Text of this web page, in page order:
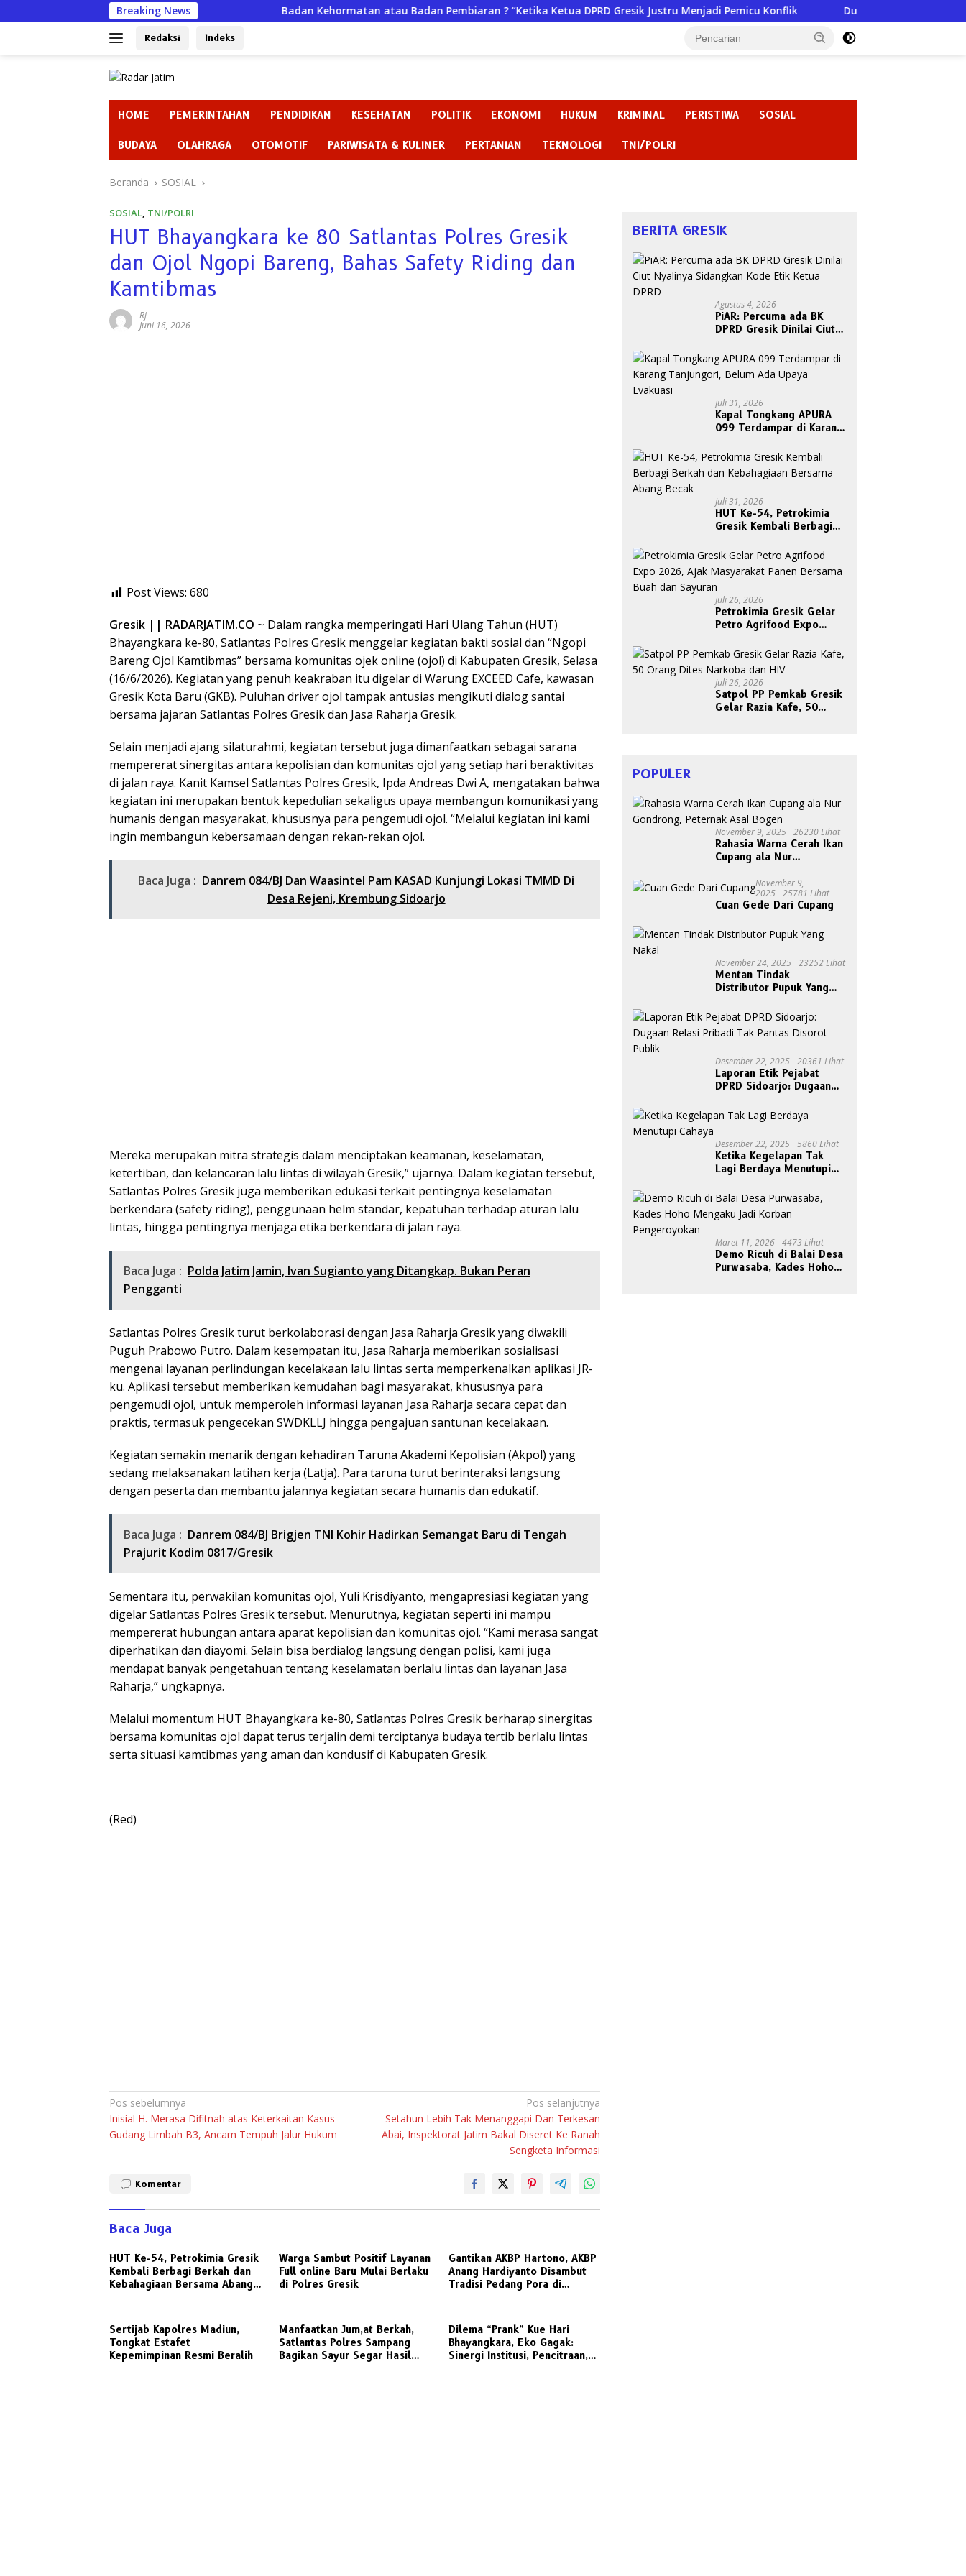
ke
Breaking News Badan Kehormatan atau Badan Pembiaran ? “Ketika Ketua DPRD Gresik Justru Menjadi Pemicu Konflik Dugaan Perundungan di SMPN 3
Redaksi Indeks
HOME PEMERINTAHAN PENDIDIKAN KESEHATAN POLITIK EKONOMI HUKUM KRIMINAL PERISTIWA SOSIAL
BUDAYA OLAHRAGA OTOMOTIF PARIWISATA & KULINER PERTANIAN TEKNOLOGI TNI/POLRI
Beranda SOSIAL
SOSIAL, TNI/POLRI
HUT Bhayangkara ke 80 Satlantas Polres Gresik
dan Ojol Ngopi Bareng, Bahas Safety Riding dan
Kamtibmas
Rj
Juni 16, 2026
Post Views: 680
Gresik || RADARJATIM.CO ~ Dalam rangka memperingati Hari Ulang Tahun (HUT)
Bhayangkara ke-80, Satlantas Polres Gresik menggelar kegiatan bakti sosial dan “Ngopi
Bareng Ojol Kamtibmas” bersama komunitas ojek online (ojol) di Kabupaten Gresik, Selasa
(16/6/2026). Kegiatan yang penuh keakraban itu digelar di Warung EXCEED Cafe, kawasan
Gresik Kota Baru (GKB). Puluhan driver ojol tampak antusias mengikuti dialog santai
bersama jajaran Satlantas Polres Gresik dan Jasa Raharja Gresik.
Selain menjadi ajang silaturahmi, kegiatan tersebut juga dimanfaatkan sebagai sarana
mempererat sinergitas antara kepolisian dan komunitas ojol yang setiap hari beraktivitas
di jalan raya. Kanit Kamsel Satlantas Polres Gresik, Ipda Andreas Dwi A, mengatakan bahwa
kegiatan ini merupakan bentuk kepedulian sekaligus upaya membangun komunikasi yang
humanis dengan masyarakat, khususnya para pengemudi ojol. “Melalui kegiatan ini kami
ingin membangun kebersamaan dengan rekan-rekan ojol.
Baca Juga : Danrem 084/BJ Dan Waasintel Pam KASAD Kunjungi Lokasi TMMD Di
Desa Rejeni, Krembung Sidoarjo
Mereka merupakan mitra strategis dalam menciptakan keamanan, keselamatan,
ketertiban, dan kelancaran lalu lintas di wilayah Gresik,” ujarnya. Dalam kegiatan tersebut,
Satlantas Polres Gresik juga memberikan edukasi terkait pentingnya keselamatan
berkendara (safety riding), penggunaan helm standar, kepatuhan terhadap aturan lalu
lintas, hingga pentingnya menjaga etika berkendara di jalan raya.
Baca Juga : Polda Jatim Jamin, Ivan Sugianto yang Ditangkap. Bukan Peran
Pengganti
Satlantas Polres Gresik turut berkolaborasi dengan Jasa Raharja Gresik yang diwakili
Puguh Prabowo Putro. Dalam kesempatan itu, Jasa Raharja memberikan sosialisasi
mengenai layanan perlindungan kecelakaan lalu lintas serta memperkenalkan aplikasi JR-
ku. Aplikasi tersebut memberikan kemudahan bagi masyarakat, khususnya para
pengemudi ojol, untuk memperoleh informasi layanan Jasa Raharja secara cepat dan
praktis, termasuk pengecekan SWDKLLJ hingga pengajuan santunan kecelakaan.
Kegiatan semakin menarik dengan kehadiran Taruna Akademi Kepolisian (Akpol) yang
sedang melaksanakan latihan kerja (Latja). Para taruna turut berinteraksi langsung
dengan peserta dan membantu jalannya kegiatan secara humanis dan edukatif.
Baca Juga : Danrem 084/BJ Brigjen TNI Kohir Hadirkan Semangat Baru di Tengah
Prajurit Kodim 0817/Gresik
Sementara itu, perwakilan komunitas ojol, Yuli Krisdiyanto, mengapresiasi kegiatan yang
digelar Satlantas Polres Gresik tersebut. Menurutnya, kegiatan seperti ini mampu
mempererat hubungan antara aparat kepolisian dan komunitas ojol. “Kami merasa sangat
diperhatikan dan diayomi. Selain bisa berdialog langsung dengan polisi, kami juga
mendapat banyak pengetahuan tentang keselamatan berlalu lintas dan layanan Jasa
Raharja,” ungkapnya.
Melalui momentum HUT Bhayangkara ke-80, Satlantas Polres Gresik berharap sinergitas
bersama komunitas ojol dapat terus terjalin demi terciptanya budaya tertib berlalu lintas
serta situasi kamtibmas yang aman dan kondusif di Kabupaten Gresik.
(Red)
Navigasi
pos
Pos sebelumnya
Inisial H. Merasa Difitnah atas Keterkaitan Kasus
Gudang Limbah B3, Ancam Tempuh Jalur Hukum
Pos selanjutnya
Setahun Lebih Tak Menanggapi Dan Terkesan
Abai, Inspektorat Jatim Bakal Diseret Ke Ranah
Sengketa Informasi
Komentar
Baca Juga
HUT Ke-54, Petrokimia Gresik
Kembali Berbagi Berkah dan
Kebahagiaan Bersama Abang
Warga Sambut Positif Layanan
Full online Baru Mulai Berlaku
di Polres Gresik
Gantikan AKBP Hartono, AKBP
Anang Hardiyanto Disambut
Tradisi Pedang Pora di
Sertijab Kapolres Madiun,
Tongkat Estafet
Kepemimpinan Resmi Beralih
Manfaatkan Jum,at Berkah,
Satlantas Polres Sampang
Bagikan Sayur Segar Hasil
Dilema “Prank” Kue Hari
Bhayangkara, Eko Gagak:
Sinergi Institusi, Pencitraan,
BERITA GRESIK
Agustus 4, 2026
PiAR: Percuma ada BK
DPRD Gresik Dinilai Ciut
Etik Ketua DPRD
Juli 31, 2026
Kapal Tongkang APURA
099 Terdampar di Karang
Upaya Evakuasi
Juli 31, 2026
HUT Ke-54, Petrokimia
Gresik Kembali Berbagi
Bersama Abang Becak
Juli 26, 2026
Petrokimia Gresik Gelar
Petro Agrifood Expo
Panen Bersama Buah dan
Sayuran
Juli 26, 2026
Satpol PP Pemkab Gresik
Gelar Razia Kafe, 50
POPULER
November 9, 2025 26230 Lihat
Rahasia Warna Cerah Ikan
Cupang ala Nur
Bogen
November 9,
2025
25781 Lihat
Cuan Gede Dari Cupang
November 24, 2025 23252 Lihat
Mentan Tindak
Distributor Pupuk Yang
Desember 22, 2025 20361 Lihat
Laporan Etik Pejabat
DPRD Sidoarjo: Dugaan
Disorot Publik
Desember 22, 2025 5860 Lihat
Ketika Kegelapan Tak
Lagi Berdaya Menutupi
Maret 11, 2026 4473 Lihat
Demo Ricuh di Balai Desa
Purwasaba, Kades Hoho